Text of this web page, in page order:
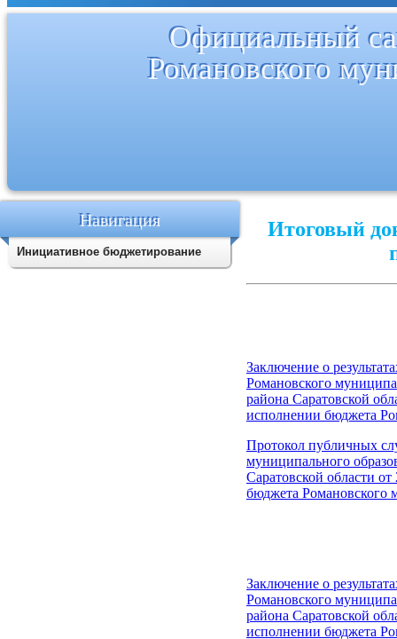
Официальный
Романовского
Итоговый
Заключение о
Романовского
района Саратовской
исполнении бюджета
Протокол публичных
муниципального
Саратовской области
бюджета Романовского
Заключение о
Романовского
района Саратовской
исполнении бюджета
Навигация
Инициативное бюджетирование